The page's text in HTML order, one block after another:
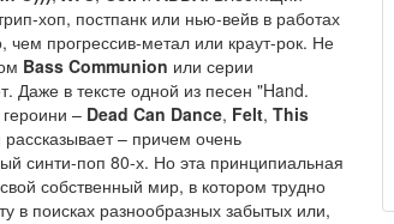
хоп, постпанк или нью-вейв в работах
прогрессив-метал или краут-рок. Не
Bass Communion или серии
Даже в тексте одной из песен "Hand.
– Dead Can Dance, Felt, This
– причем очень
синти-поп 80-х. Но эта принципиальная
собственный мир, в котором трудно
в поисках разнообразных забытых или,